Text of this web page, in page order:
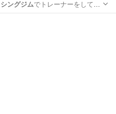
ングジムでトレーナーをしてい